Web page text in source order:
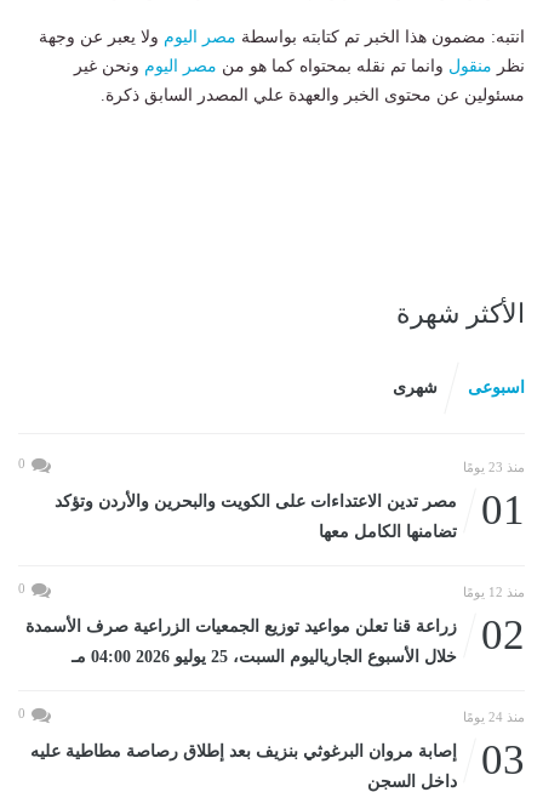
انتبه: مضمون هذا الخبر تم كتابته بواسطة مصر اليوم ولا يعبر عن وجهة
نظر منقول وانما تم نقله بمحتواه كما هو من مصر اليوم ونحن غير
مسئولين عن محتوى الخبر والعهدة علي المصدر السابق ذكرة.
الأكثر شهرة
اسبوعى شهرى
منذ 23 يومًا 0
01
مصر تدين الاعتداءات على الكويت والبحرين والأردن وتؤكد
تضامنها الكامل معها
منذ 12 يومًا 0
02
زراعة قنا تعلن مواعيد توزيع الجمعيات الزراعية صرف الأسمدة
خلال الأسبوع الجارياليوم السبت، 25 يوليو 2026 04:00 مـ
منذ 24 يومًا 0
03
إصابة مروان البرغوثي بنزيف بعد إطلاق رصاصة مطاطية عليه
داخل السجن